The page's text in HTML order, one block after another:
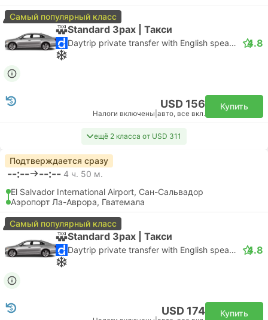
Самый популярный класс
Standard 3pax | Такси
Daytrip private transfer with English speaking driver 4.8
USD 156
Налоги включены авто, все вкл.
Купить
ещё 2 класса от USD 311
Подтверждается сразу
--:-- --:-- 4 ч. 50 м.
El Salvador International Airport, Сан-Сальвадор
Аэропорт Ла-Аврора, Гватемала
Самый популярный класс
Standard 3pax | Такси
Daytrip private transfer with English speaking driver 4.8
USD 174 Купить